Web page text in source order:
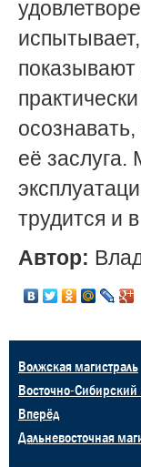
показывают
её заслуга.
трудится и
Автор:
Волжская магистраль
Восточно-Сибирский
Вперёд
Дальневосточная